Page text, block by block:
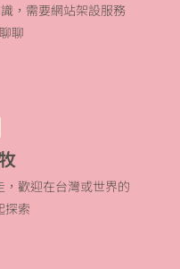
，需要網站架設服務
聊
歡迎在台灣或世界的
探索